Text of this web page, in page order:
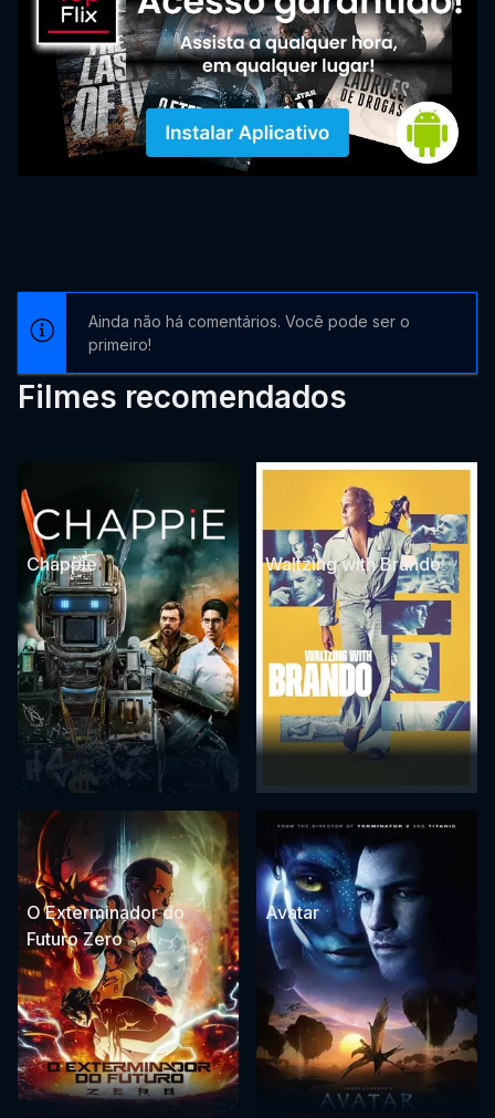
Ainda não há comentários. Você pode ser o
primeiro!
Filmes recomendados
Chappie Waltzing with Brando
O Exterminador do
Futuro Zero
Avatar